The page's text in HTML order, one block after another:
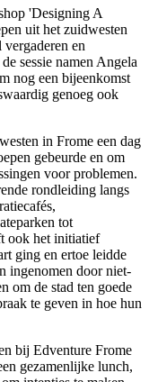
'Designing A
uit het zuidwesten
en
sessie namen Angela
nog een bijeenkomst
genoeg ook
in Frome een dag
gebeurde en om
voor problemen.
rondleiding langs
tot
ook het initiatief
ging en ertoe leidde
ingenomen door niet-
om de stad ten goede
te geven in hoe hun
bij Edventure Frome
gezamenlijke lunch,